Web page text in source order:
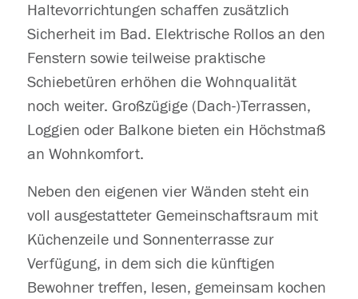
Haltevorrichtungen schaffen zusätzlich
Sicherheit im Bad. Elektrische Rollos an den
Fenstern sowie teilweise praktische
Schiebetüren erhöhen die Wohnqualität
noch weiter. Großzügige (Dach-)Terrassen,
Loggien oder Balkone bieten ein Höchstmaß
an Wohnkomfort.
Neben den eigenen vier Wänden steht ein
voll ausgestatteter Gemeinschaftsraum mit
Küchenzeile und Sonnenterrasse zur
Verfügung, in dem sich die künftigen
Bewohner treffen, lesen, gemeinsam kochen